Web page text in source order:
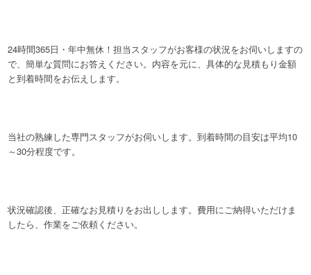
24時間365日・年中無休！担当スタッフがお客様の状況をお伺いしますの
で、簡単な質問にお答えください。内容を元に、具体的な見積もり金額
と到着時間をお伝えします。
当社の熟練した専門スタッフがお伺いします。到着時間の目安は平均10
～30分程度です。
状況確認後、正確なお見積りをお出しします。費用にご納得いただけま
したら、作業をご依頼ください。